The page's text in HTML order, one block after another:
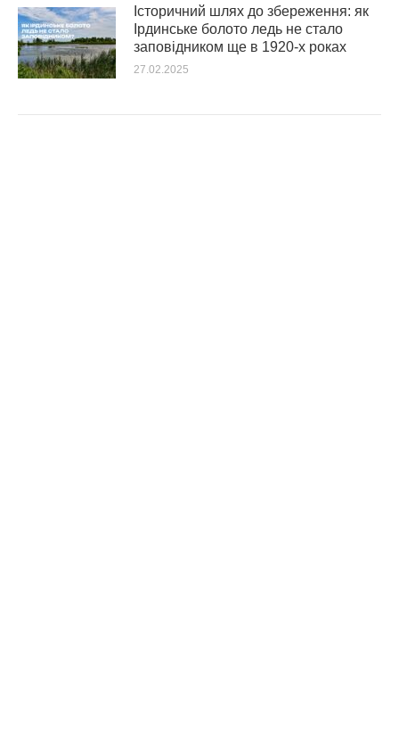
Історичний шлях до збереження: як
Ірдинське болото ледь не стало
заповідником ще в 1920-х роках
27.02.2025